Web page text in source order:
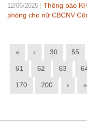
12/06/2025
Thông báo
phòng cho nữ CBCNV
« ‹ 30 55
61 62 63
170 200 › »